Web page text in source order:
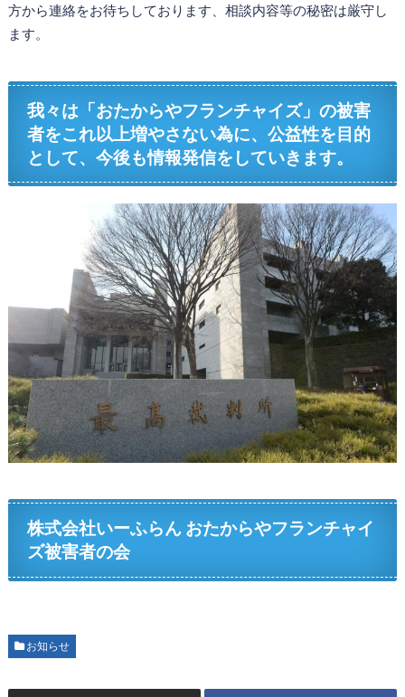
方から連絡をお待ちしております、相談内容等の秘密は厳守し
ます。
我々は「おたからやフランチャイズ」の被害
者をこれ以上増やさない為に、公益性を目的
として、今後も情報発信をしていきます。
株式会社いーふらん おたからやフランチャイ
ズ被害者の会
お知らせ